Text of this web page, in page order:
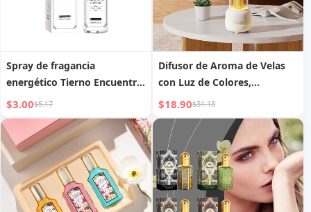
Spray de fragancia
energético Tierno Encuentro
de alta venta
transfronteriza, spray de
encanto duradero, perfume
femenino con feromonas
elegantes
$3.00$5.17
Difusor de Aroma de Velas
con Luz de Colores,
Humidificador, Pulverizador
USB, Escritorio, Dormitorio,
Difusor Automático, Luz
Nocturna para el Hogar
$18.90$31.13